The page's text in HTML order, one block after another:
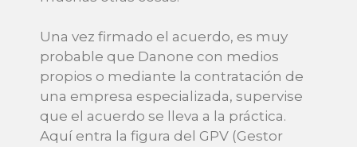
Una vez firmado el acuerdo, es muy
probable que Danone con medios
propios o mediante la contratación de
una empresa especializada, supervise
que el acuerdo se lleva a la práctica.
Aquí entra la figura del GPV (Gestor